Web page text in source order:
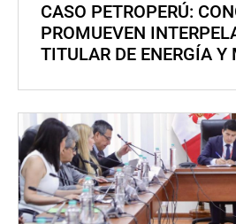
CASO PETROPERÚ:
PROMUEVEN
TITULAR DE ENERGÍA Y